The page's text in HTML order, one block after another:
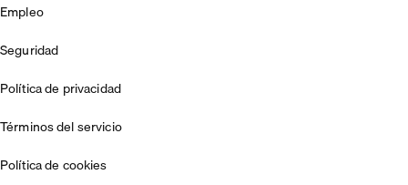
Empleo
Seguridad
Política de privacidad
Términos del servicio
Política de cookies